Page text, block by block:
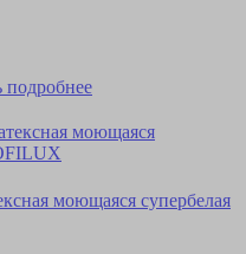
подробнее
моющаяся супербелая